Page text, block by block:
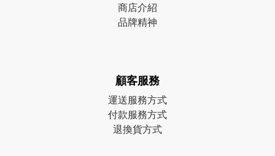
商店介紹
品牌精神
顧客服務
運送服務方式
付款服務方式
退換貨方式